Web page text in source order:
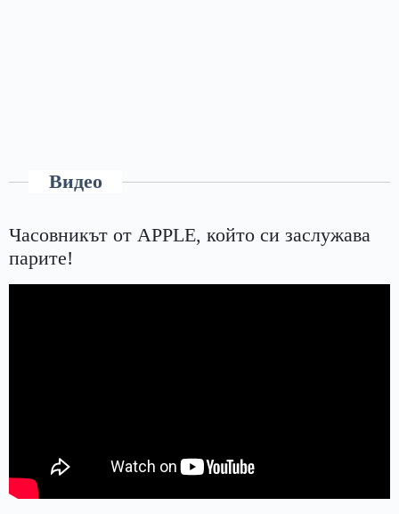
Видео
Часовникът от APPLE, който си заслужава
парите!